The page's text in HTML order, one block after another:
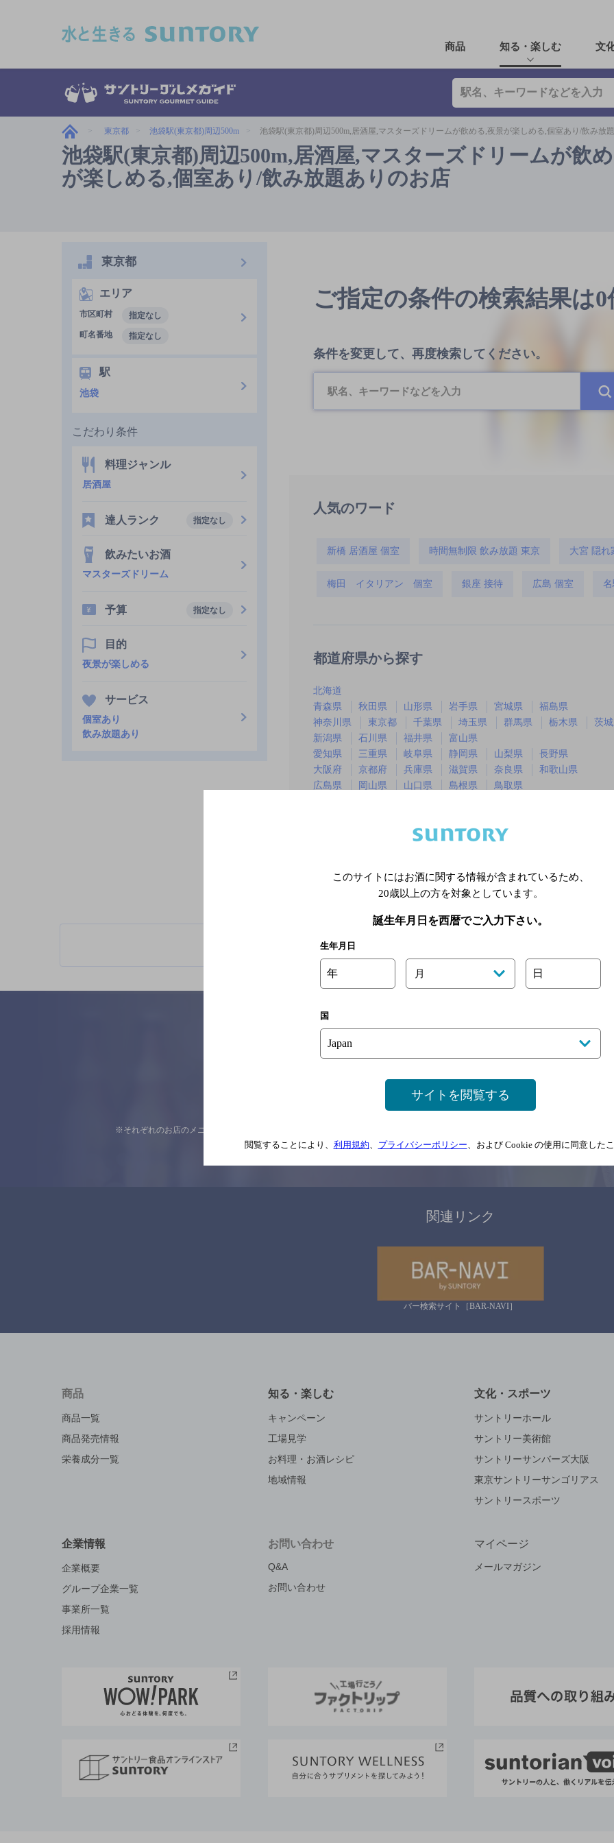
商品 知る・楽しむ 文
東京都 池袋駅(東京都)周辺500m 池袋駅(東京都)周辺500m,居酒屋,マスターズドリームが飲める,夜景が楽しめる,個室あり/飲み放
池袋駅(東京都)周辺500m,居酒屋,マスターズドリームが飲
が楽しめる,個室あり/飲み放題ありのお店
ご指定の条件の検索結果は0
条件を変更して、再度検索してください。
人気のワード
新橋 居酒屋 個室 時間無制限 飲み放題 東京 大宮 隠れ
梅田 イタリアン 個室 銀座 接待 広島 個室
都道府県から探す
北海道
青森県
秋田県 山形県 岩手県 宮城県
福島県
神奈川県
東京都 千葉県 埼玉県 群馬県 栃木県
茨
新潟県
石川県 福井県
富山県
愛知県
三重県 岐阜県 静岡県 山梨県
長野県
大阪府
京都府 兵庫県 滋賀県 奈良県
和歌山県
広島県
岡山県 山口県 島根県
鳥取県
※店舗によりハイボール取り扱い銘
東京都
エリア
市区町村
指定なし
町名番地
指定なし
駅
池袋
こだわり条件
料理ジャンル
居酒屋
達人ランク 指定なし
飲みたいお酒
マスターズドリーム
予算 指定なし
目的
夜景が楽しめる
サービス
個室あり
飲み放題あり
ご意見・ご感想
※それぞれのお店のメニューや営業時間などの掲載情報については、 念のためお店にご確
関連リンク
バー検索サイト［BAR-NAVI］
商品
商品一覧
商品発売情報
栄養成分一覧
知る・楽しむ
キャンペーン
工場見学
お料理・お酒レシピ
地域情報
文化・スポーツ
サントリーホール
サントリー美術館
サントリーサンバーズ大阪
東京サントリーサンゴリアス
サントリースポーツ
企業情報
企業概要
グループ企業一覧
事業所一覧
採用情報
お問い合わせ
Q&A
お問い合わせ
マイページ
メールマガジン
このサイトにはお酒に関する情報が含まれているため、
20歳以上の方を対象としています。
誕生年月日を西暦でご入力下さい。
生年月日
年 月 日
国
サイトを閲覧する
閲覧することにより、 利用規約、 プライバシーポリシー、および Cookie の使用に同意した